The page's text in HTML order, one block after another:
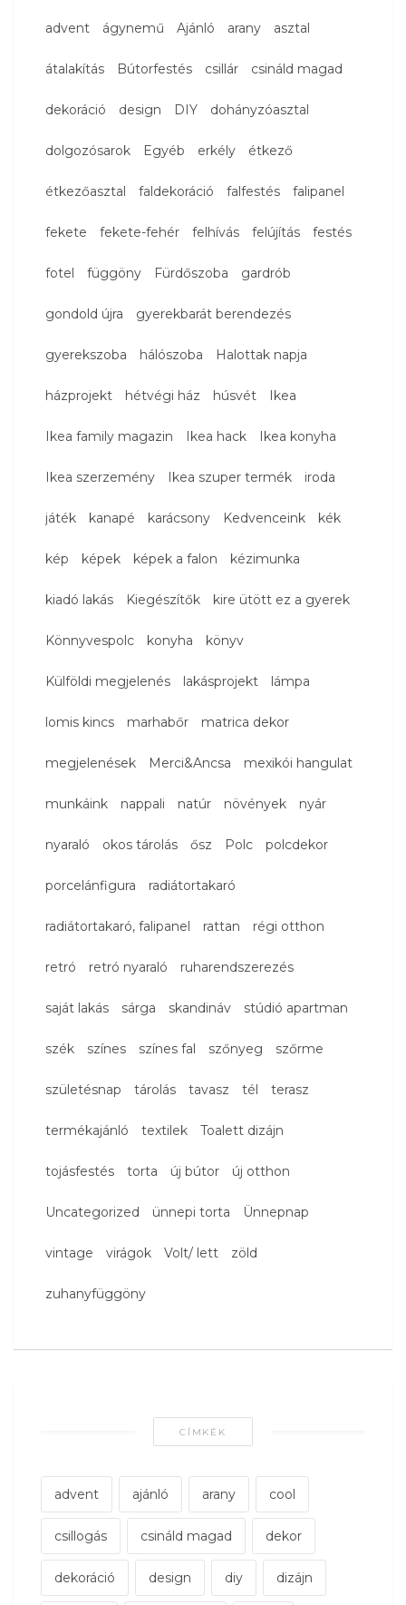
advent ágynemű Ajánló arany asztal
átalakítás Bútorfestés csillár csináld magad
dekoráció design DIY dohányzóasztal
dolgozósarok Egyéb erkély étkező
étkezőasztal faldekoráció falfestés falipanel
fekete fekete-fehér felhívás felújítás festés
fotel függöny Fürdőszoba gardrób
gondold újra gyerekbarát berendezés
gyerekszoba hálószoba Halottak napja
házprojekt hétvégi ház húsvét Ikea
Ikea family magazin Ikea hack Ikea konyha
Ikea szerzemény Ikea szuper termék iroda
játék kanapé karácsony Kedvenceink kék
kép képek képek a falon kézimunka
kiadó lakás Kiegészítők kire ütött ez a gyerek
Könnyvespolc konyha könyv
Külföldi megjelenés lakásprojekt lámpa
lomis kincs marhabőr matrica dekor
megjelenések Merci&Ancsa mexikói hangulat
munkáink nappali natúr növények nyár
nyaraló okos tárolás ősz Polc polcdekor
porcelánfigura radiátortakaró
radiátortakaró, falipanel rattan régi otthon
retró retró nyaraló ruharendszerezés
saját lakás sárga skandináv stúdió apartman
szék színes színes fal szőnyeg szőrme
születésnap tárolás tavasz tél terasz
termékajánló textilek Toalett dizájn
tojásfestés torta új bútor új otthon
Uncategorized ünnepi torta Ünnepnap
vintage virágok Volt/ lett zöld
zuhanyfüggöny
CÍMKÉK
advent ajánló arany cool
csillogás csináld magad dekor
dekoráció design diy dizájn